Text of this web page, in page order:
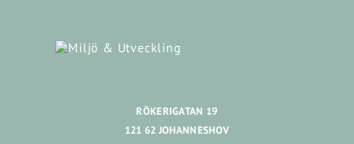
RÖKERIGATAN 19
121 62 JOHANNESHOV